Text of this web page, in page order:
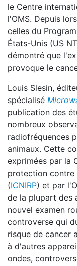
le Centre
l'OMS. Depuis
celles du
États-Unis (US
démontré que
provoque le
Louis Slesin,
spécialisé
publication des
nombreux
radiofréquences
animaux. Cette
exprimées par la
protection contre
(ICNIRP) et par
de la plupart des
nouvel examen
controverse qui
risque de cancer
à d'autres
ondes,